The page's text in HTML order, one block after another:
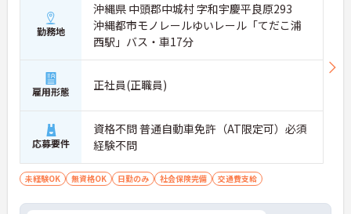
勤務地
沖縄県 中頭郡中城村 字和宇慶平良原293
沖縄都市モノレールゆいレール「てだこ浦
西駅」バス・車17分
雇用形態 正社員(正職員)
応募要件
資格不問 普通自動車免許（AT限定可）必須
経験不問
未経験OK 無資格OK 日勤のみ 社会保険完備 交通費支給